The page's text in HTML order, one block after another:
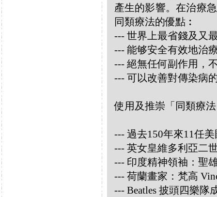
產生的影響。在治療
同類療法的優點︰
--- 世界上最省錢及又
--- 能够安全有效地治
--- 絕無任何副作用，
--- 可以改善對傳染病
使用及推崇「同類療
--- 過去150年來11任
--- 英女皇維多利亞二
--- 印度精神領袖：聖
--- 荷蘭畫家：梵高
--- Beatles 披頭四樂隊